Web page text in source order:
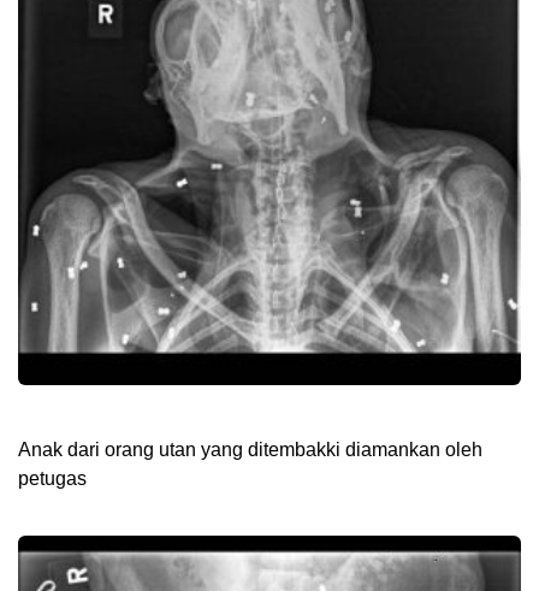
Anak dari orang utan yang ditembakki diamankan oleh
petugas